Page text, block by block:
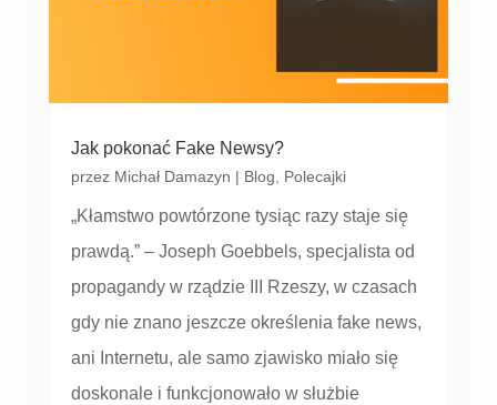
Jak pokonać Fake Newsy?
przez Michał Damazyn | Blog Polecajki
„Kłamstwo powtórzone tysiąc razy staje się
prawdą.” – Joseph Goebbels, specjalista od
propagandy w rządzie III Rzeszy, w czasach
gdy nie znano jeszcze określenia fake news,
ani Internetu, ale samo zjawisko miało się
doskonale i funkcjonowało w służbie